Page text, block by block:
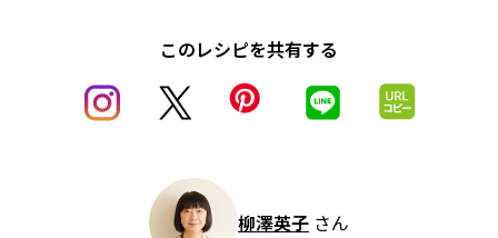
このレシピを共有する
柳澤英子 さん